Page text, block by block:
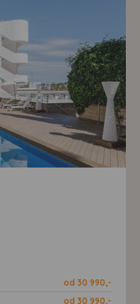
od 30 990,-
od 30 990,-